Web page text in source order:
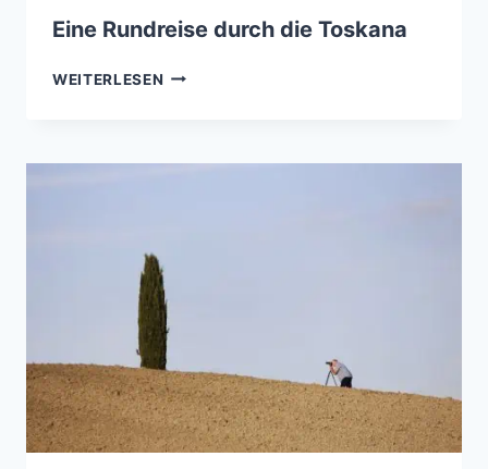
Eine Rundreise durch die Toskana
WEITERLESEN EINE
TOSKANA